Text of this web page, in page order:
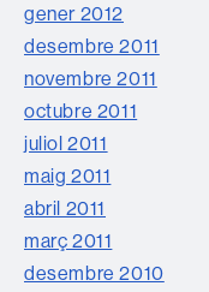
gener 2012
desembre 2011
novembre 2011
octubre 2011
juliol 2011
maig 2011
abril 2011
març 2011
desembre 2010